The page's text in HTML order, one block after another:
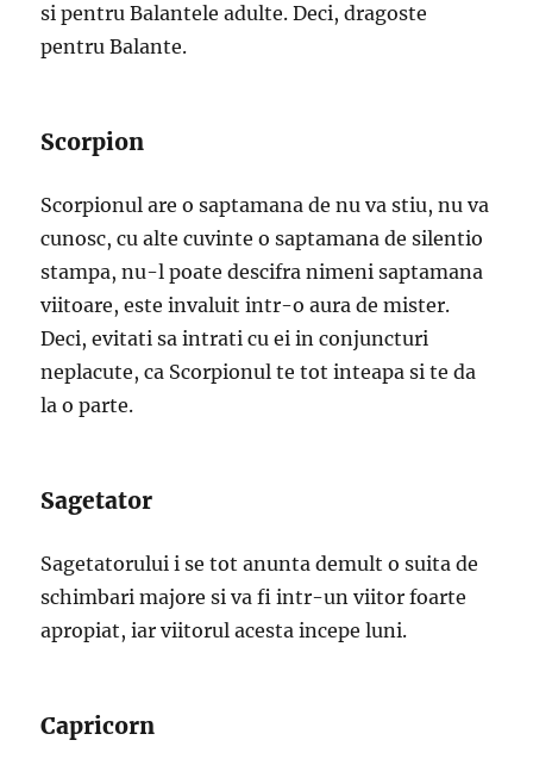
si pentru Balantele adulte. Deci, dragoste
pentru Balante.
Scorpion
Scorpionul are o saptamana de nu va stiu, nu va
cunosc, cu alte cuvinte o saptamana de silentio
stampa, nu-l poate descifra nimeni saptamana
viitoare, este invaluit intr-o aura de mister.
Deci, evitati sa intrati cu ei in conjuncturi
neplacute, ca Scorpionul te tot inteapa si te da
la o parte.
Sagetator
Sagetatorului i se tot anunta demult o suita de
schimbari majore si va fi intr-un viitor foarte
apropiat, iar viitorul acesta incepe luni.
Capricorn